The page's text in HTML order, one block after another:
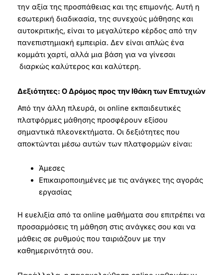
την αξία της προσπάθειας και της επιμονής. Αυτή η
εσωτερική διαδικασία, της συνεχούς μάθησης και
αυτοκριτικής, είναι το μεγαλύτερο κέρδος από την
πανεπιστημιακή εμπειρία. Δεν είναι απλώς ένα
κομμάτι χαρτί, αλλά μια βάση για να γίνεσαι
διαρκώς καλύτερος και καλύτερη.
Δεξιότητες: Ο Δρόμος προς την Ιθάκη των Επιτυχιών
Από την άλλη πλευρά, οι online εκπαιδευτικές
πλατφόρμες μάθησης προσφέρουν εξίσου
σημαντικά πλεονεκτήματα. Οι δεξιότητες που
αποκτώνται μέσω αυτών των πλατφορμών είναι:
Άμεσες
Επικαιροποιημένες με τις ανάγκες της αγοράς
εργασίας
Η ευελιξία από τα online μαθήματα σου επιτρέπει να
προσαρμόσεις τη μάθηση στις ανάγκες σου και να
μάθεις σε ρυθμούς που ταιριάζουν με την
καθημερινότητά σου.